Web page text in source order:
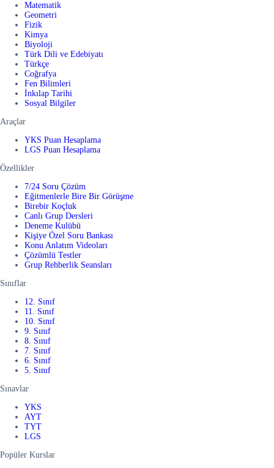
Matematik
Geometri
Fizik
Kimya
Biyoloji
Türk Dili ve Edebiyatı
Türkçe
Coğrafya
Fen Bilimleri
İnkılap Tarihi
Sosyal Bilgiler
Araçlar
YKS Puan Hesaplama
LGS Puan Hesaplama
Özellikler
7/24 Soru Çözüm
Eğitmenlerle Bire Bir Görüşme
Birebir Koçluk
Canlı Grup Dersleri
Deneme Kulübü
Kişiye Özel Soru Bankası
Konu Anlatım Videoları
Çözümlü Testler
Grup Rehberlik Seansları
Sınıflar
12. Sınıf
11. Sınıf
10. Sınıf
9. Sınıf
8. Sınıf
7. Sınıf
6. Sınıf
5. Sınıf
Sınavlar
YKS
AYT
TYT
LGS
Popüler Kurslar